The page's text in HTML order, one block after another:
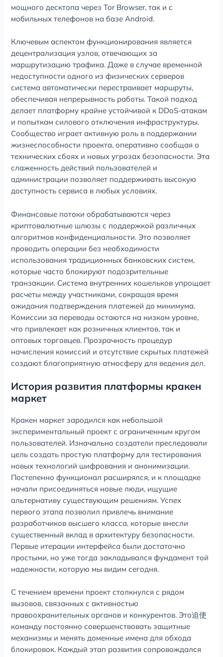
мощного десктопа через Tor Browser, так и с
мобильных телефонов на базе Android.
Ключевым аспектом функционирования является
децентрализация узлов, отвечающих за
маршрутизацию трафика. Даже в случае временной
недоступности одного из физических серверов
система автоматически перестраивает маршруты,
обеспечивая непрерывность работы. Такой подход
делает платформу крайне устойчивой к DDoS-атакам
и попыткам силового отключения инфраструктуры.
Сообщество играет активную роль в поддержании
жизнеспособности проекта, оперативно сообщая о
технических сбоях и новых угрозах безопасности. Эта
слаженность действий пользователей и
администрации позволяет поддерживать высокую
доступность сервиса в любых условиях.
Финансовые потоки обрабатываются через
криптовалютные шлюзы с поддержкой различных
алгоритмов конфиденциальности. Это позволяет
проводить операции без необходимости
использования традиционных банковских систем,
которые часто блокируют подозрительные
транзакции. Система внутренних кошельков упрощает
расчеты между участниками, сокращая время
ожидания подтверждения платежей до минимума.
Комиссии за переводы остаются на низком уровне,
что привлекает как розничных клиентов, так и
оптовых торговцев. Прозрачность процедур
начисления комиссий и отсутствие скрытых платежей
создают благоприятную атмосферу для ведения дел.
История развития платформы кракен
маркет
Кракен маркет зародился как небольшой
экспериментальный проект с ограниченным кругом
пользователей. Изначально создатели преследовали
цель создать простую платформу для тестирования
новых технологий шифрования и анонимизации.
Постепенно функционал расширялся, и к площадке
начали присоединяться новые люди, ищущие
альтернативу существующим решениям. Успех
первого этапа позволил привлечь внимание
разработчиков высшего класса, которые внесли
существенный вклад в архитектуру безопасности.
Первые итерации интерфейса были достаточно
простыми, но уже тогда закладывался фундамент той
надежности, которую мы видим сегодня.
С течением времени проект столкнулся с рядом
вызовов, связанных с активностью
правоохранительных органов и конкурентов. Это迫使
команду постоянно совершенствовать защитные
механизмы и менять доменные имена для обхода
блокировок. Каждый этап развития сопровождался